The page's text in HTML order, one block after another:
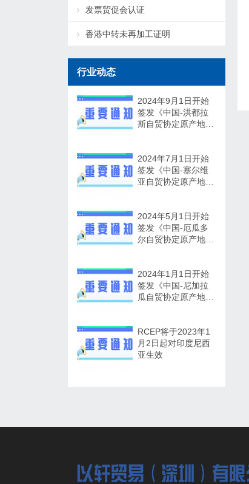
发票贸促会认证
香港中转未再加工证明
行业动态
2024年9月1日开始
签发《中国-洪都拉
斯自贸协定原产地证
2024年7月1日开始
签发《中国-塞尔维
亚自贸协定原产地证
2024年5月1日开始
签发《中国-厄瓜多
尔自贸协定原产地证
2024年1月1日开始
签发《中国-尼加拉
瓜自贸协定原产地证
RCEP将于2023年1
月2日起对印度尼西
亚生效